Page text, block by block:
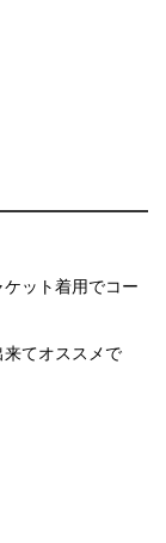
ット着用でコー
てオススメで